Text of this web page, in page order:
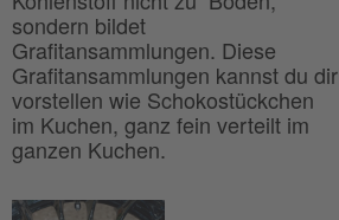
sondern bildet
Grafitansammlungen. Diese
Grafitansammlungen kannst du dir
vorstellen wie Schokostückchen
im Kuchen, ganz fein verteilt im
ganzen Kuchen.